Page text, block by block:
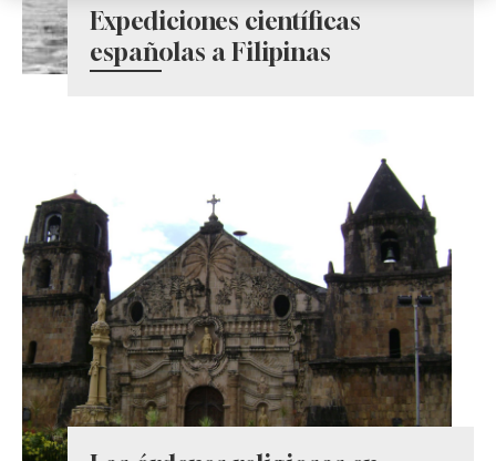
Expediciones científicas
españolas a Filipinas